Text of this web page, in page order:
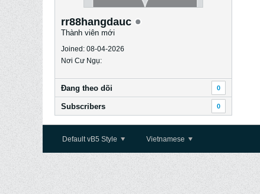
rr88hangdauc
Thành viên mới
Joined: 08-04-2026
Nơi Cư Ngụ:
Ðang theo dõi 0
Subscribers 0
Default vB5 Style Vietnamese